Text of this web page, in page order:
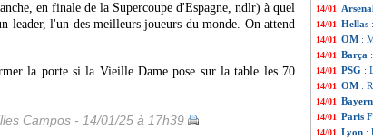
en finale de la Supercoupe d'Espagne, ndlr) à quel
leader, l'un des meilleurs joueurs du monde. On attend
la porte si la Vieille Dame pose sur la table les 70
Campos - 14/01/25 à 17h39
14/01
14/01 Hellas
14/01 OM :
14/01 Barça
14/01 PSG :
14/01 OM :
14/01 Bayern
14/01 Paris
14/01 Lyon :